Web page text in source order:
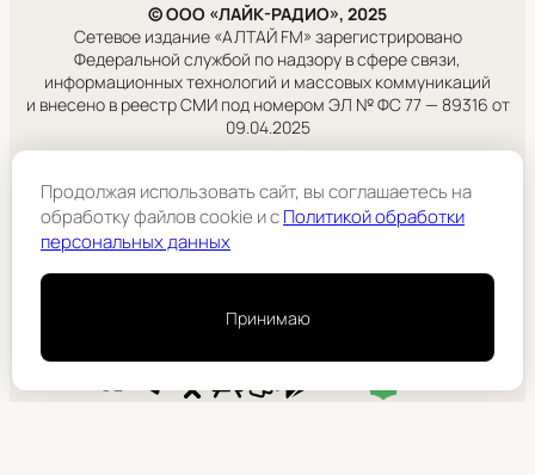
© ООО «ЛАЙК-РАДИО», 2025
Сетевое издание «АЛТАЙ FM» зарегистрировано
Федеральной службой по надзору в сфере связи,
информационных технологий и массовых коммуникаций
и внесено в реестр СМИ под номером ЭЛ № ФС 77 — 89316 от
09.04.2025
Правовая информация
Учредитель:
ООО «ЛАЙК-РАДИО».
Продолжая использовать сайт, вы соглашаетесь на
обработку файлов cookie и cПолитикой обработки
персональных данных
Принимаю